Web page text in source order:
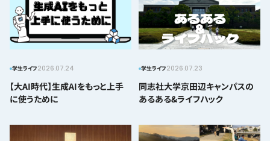
学生ライフ2026.07.24
【大AI時代】生成AIをもっと上手
に使うために
学生ライフ2026.07.23
同志社大学京田辺キャンパスの
あるある&ライフハック